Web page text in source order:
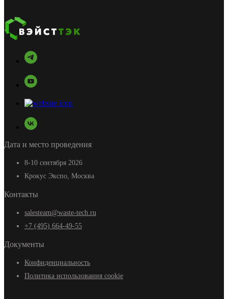
Дата и место проведения
8-10 сентября 2026
Крокус Экспо, Москва
Контакты
salesteam@waste-tech.ru
+7 (495) 664-49-55
Документы
Конфиденциальность
Политика использования cookie